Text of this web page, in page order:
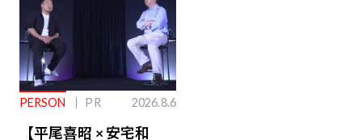
PERSON PR 2026.8.6
【平尾喜昭 × 安宅和